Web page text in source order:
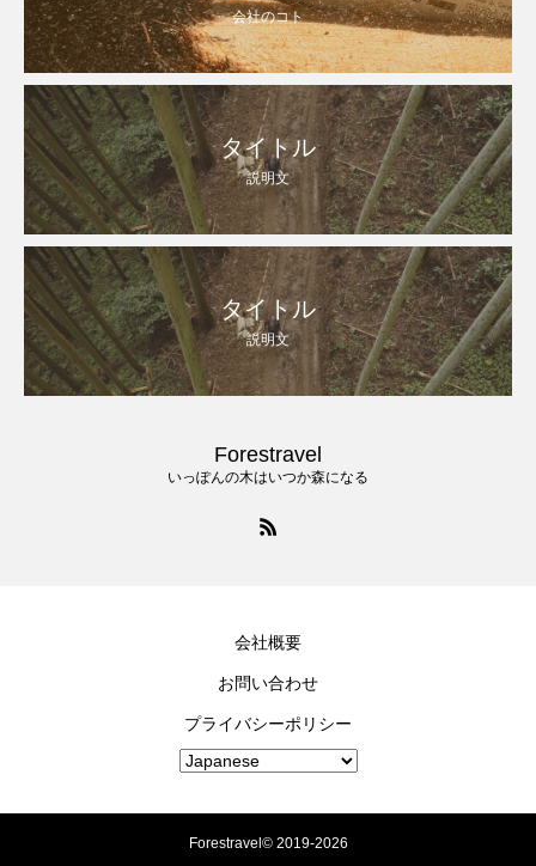
会社のコト
タイトル
説明文
タイトル
説明文
Forestravel
いっぽんの木はいつか森になる
会社概要
お問い合わせ
プライバシーポリシー
Forestravel© 2019-2026